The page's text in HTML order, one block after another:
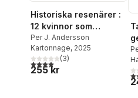
Historiska resenärer :
12 kvinnor som
erövrade världen
Per J. Andersson
Kartonnage, 2025
4,0utav 5 stjärnor. Totalt antal
(3)
255 kr